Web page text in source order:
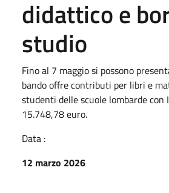
didattico e
studio
Fino al 7 maggio si possono
bando offre contributi per libri e
studenti delle scuole lombarde con
15.748,78 euro.
Data :
12 marzo 2026